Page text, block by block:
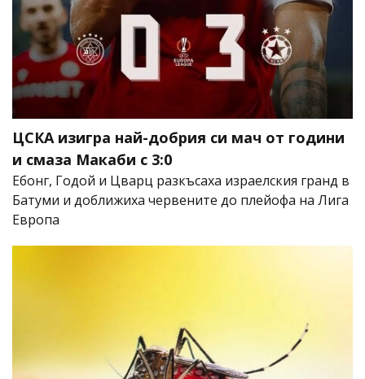
ЦСКА изигра най-добрия си мач от години
и смаза Макаби с 3:0
Ебонг, Годой и Цварц разкъсаха израелския гранд в
Батуми и доближиха червените до плейофа на Лига
Европа